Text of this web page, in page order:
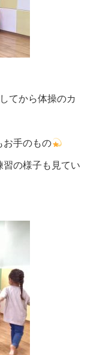
てから体操のカ
お手のもの
習の様子も見てい